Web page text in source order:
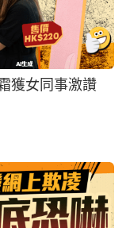
女狗主申訴被網